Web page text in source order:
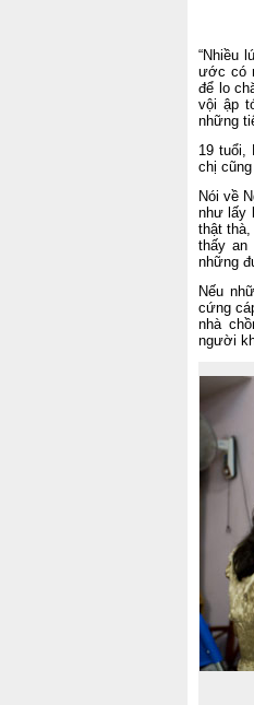
“Nhiều
ước có
để lo
vội ập
những
19 tuổi,
chị
Nói về
như lấy
thật
thấy an
những
Nếu
cứng
nhà
người